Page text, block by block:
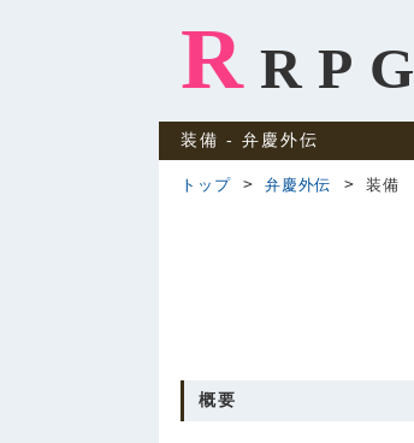
R RPG
装備 ‐ 弁慶外伝
トップ 弁慶外伝 装備
概要